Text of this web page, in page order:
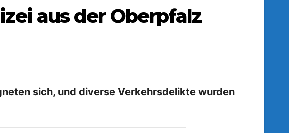
aus der Oberpfalz
sich, und diverse Verkehrsdelikte wurden